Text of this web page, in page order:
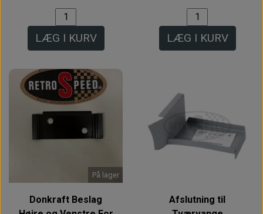
LÆG I KURV LÆG I KURV
På lager
Donkraft Beslag
Afslutning til